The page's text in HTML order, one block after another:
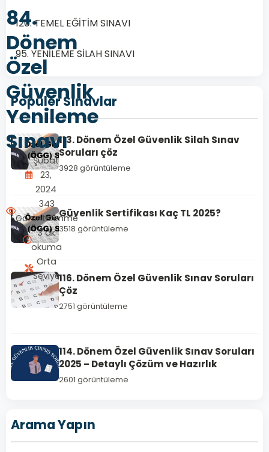
84.
Dönem
Özel
Güvenlik
Yenileme
Sınavı
Şubat
23,
2024
343
Görüntülenme
3 dk
okuma
Orta
Seviye
120. TEMEL EĞİTİM SINAVI
95. YENİLEME SİLAH SINAVI
Popüler Sınavlar
113. Dönem Özel Güvenlik Silah Sınav
Soruları çöz
3928 görüntüleme
Güvenlik Sertifikası Kaç TL 2025?
3518 görüntüleme
116. Dönem Özel Güvenlik Sınav Soruları
Çöz
2751 görüntüleme
114. Dönem Özel Güvenlik Sınav Soruları
2025 – Detaylı Çözüm ve Hazırlık
2601 görüntüleme
Arama Yapın